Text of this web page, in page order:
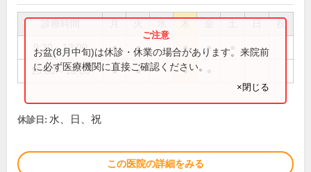
祝
9:30～13:00 ● ● ● ●
15:00～18:00 ● ● ●
お盆(8月中旬)は休診・休業の場合があります。来院前
に必ず医療機関に直接ご確認ください。
×閉じる
休診日: 水、日、祝
この医院の詳細をみる